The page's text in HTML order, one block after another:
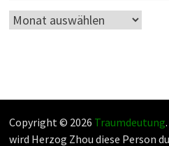
Archiv
Copyright © 2026 Traumdeutung
wird Herzog Zhou diese Person